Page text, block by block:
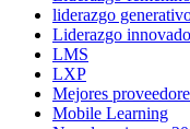
liderazgo
Liderazgo
LMS
LXP
Mejores
Mobile Learning